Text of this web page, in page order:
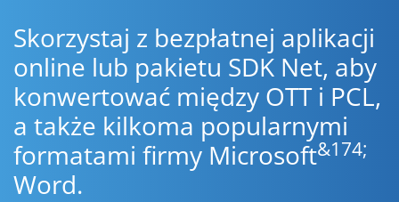
Skorzystaj z bezpłatnej aplikacji
online lub pakietu SDK Net, aby
konwertować między OTT i PCL,
a także kilkoma popularnymi
formatami firmy Microsoft&174;
Word.